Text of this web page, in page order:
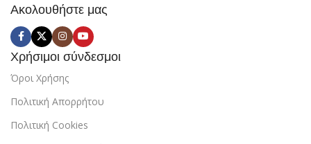
Ακολουθήστε μας
Χρήσιμοι σύνδεσμοι
Όροι Χρήσης
Πολιτική Απορρήτου
Πολιτική Cookies